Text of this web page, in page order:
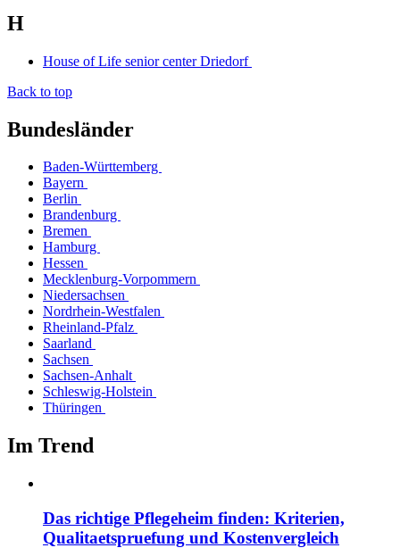
H
House of Life senior center Driedorf
Back to top
Bundesländer
Baden-Württemberg
Bayern
Berlin
Brandenburg
Bremen
Hamburg
Hessen
Mecklenburg-Vorpommern
Niedersachsen
Nordrhein-Westfalen
Rheinland-Pfalz
Saarland
Sachsen
Sachsen-Anhalt
Schleswig-Holstein
Thüringen
Im Trend
Das richtige Pflegeheim finden: Kriterien,
Qualitaetspruefung und Kostenvergleich